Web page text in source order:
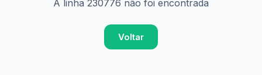
A linha 230776 não foi encontrada
Voltar